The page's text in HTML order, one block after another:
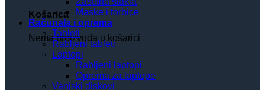
Košarica
Nema proizvoda u košarici
Maske i torbice
Računala i oprema
Tableti
Rabljeni tableti
Laptopi
Rabljeni laptopi
Oprema za laptope
Vanjski diskovi